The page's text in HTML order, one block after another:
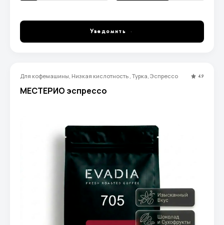
Уведомить
Для кофемашины, Низкая кислотность , Турка, Эспрессо 4.9
МЕСТЕРИО эспрессо